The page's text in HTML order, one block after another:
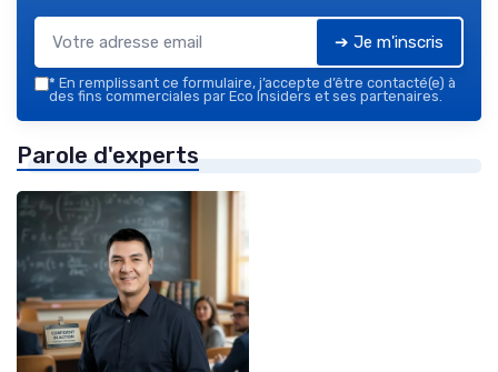
➔ Je m'inscris
* En remplissant ce formulaire, j’accepte d’être contacté(e) à
des fins commerciales par Eco Insiders et ses partenaires.
Parole d'experts